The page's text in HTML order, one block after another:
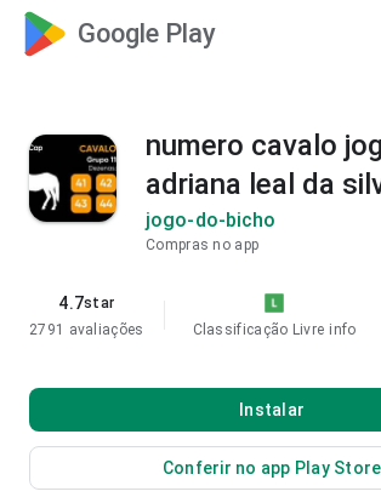
Google Play
numero cavalo
adriana leal da
jogo-do-bicho
Compras no app
4.7star
2791 avaliações
Classificação Livre info
Instalar
Conferir no app Play Store